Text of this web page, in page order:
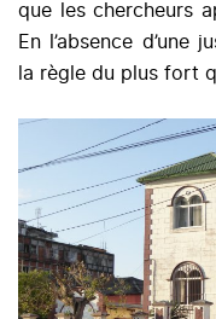
que les chercheurs
En l’absence d’une
la règle du plus fort